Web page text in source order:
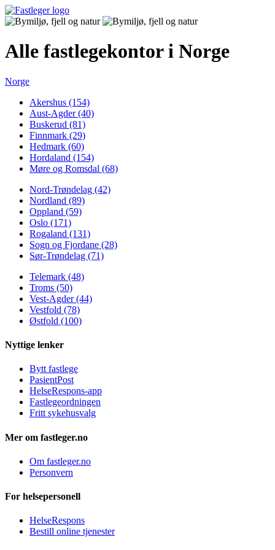
Alle fastlegekontor i Norge
Norge
Akershus (154)
Aust-Agder (40)
Buskerud (81)
Finnmark (29)
Hedmark (60)
Hordaland (154)
Møre og Romsdal (68)
Nord-Trøndelag (42)
Nordland (89)
Oppland (59)
Oslo (171)
Rogaland (131)
Sogn og Fjordane (28)
Sør-Trøndelag (71)
Telemark (48)
Troms (50)
Vest-Agder (44)
Vestfold (78)
Østfold (100)
Nyttige lenker
Bytt fastlege
PasientPost
HelseRespons-app
Fastlegeordningen
Fritt sykehusvalg
Mer om fastleger.no
Om fastleger.no
Personvern
For helsepersonell
HelseRespons
Bestill online tjenester